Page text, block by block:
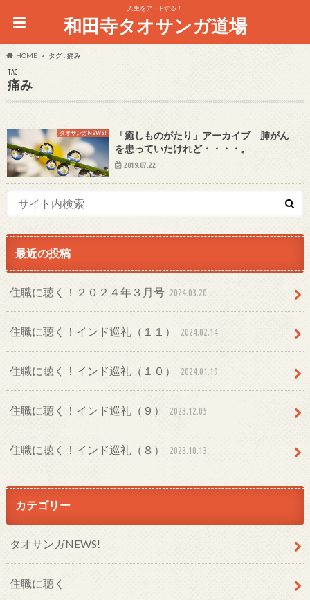
人生をアートする！
和田寺タオサンガ道場
HOME タグ : 痛み
TAG
痛み
タオサンガNEWS!
「癒しものがたり」アーカイブ 肺がん
を患っていたけれど・・・・。
2019.07.22
最近の投稿
住職に聴く！２０２４年３月号 2024.03.20
住職に聴く！インド巡礼（１１） 2024.02.14
住職に聴く！インド巡礼（１０） 2024.01.19
住職に聴く！インド巡礼（９） 2023.12.05
住職に聴く！インド巡礼（８） 2023.10.13
カテゴリー
タオサンガNEWS!
住職に聴く